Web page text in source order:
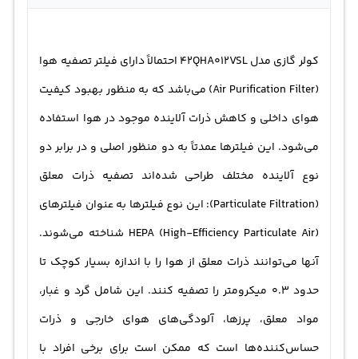
کولر گازی مدل 42QHA012VSL احتمالاً دارای فیلتر تصفیه هوا
(Air Purification Filter) می‌باشد که به منظور بهبود کیفیت
هوای داخلی و کاهش ذرات آلاینده موجود در هوا استفاده
می‌شود. این فیلترها عمدتاً به دو منظور اصلی و در برابر دو
نوع آلاینده مختلف طراحی شده‌اند تصفیه ذرات معلق
(Particulate Filtration): این نوع فیلترها به عنوان فیلترهای
HEPA (High-Efficiency Particulate Air) شناخته می‌شوند.
آنها می‌توانند ذرات معلق از هوا را با اندازه بسیار کوچک تا
حدود 0.3 میکرومتر را تصفیه کنند. این شامل گرد و غبار،
مواد معلق، پرزها، آلودگی‌های هوای خارجی و ذرات
حساس‌کننده‌ها است که ممکن است برای برخی افراد با